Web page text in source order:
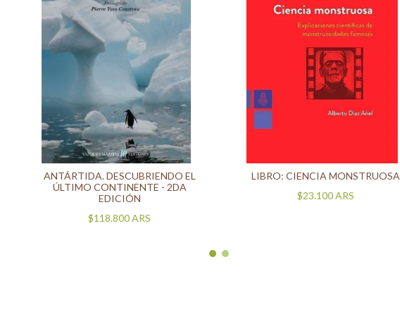
ANTÁRTIDA. DESCUBRIENDO EL
ÚLTIMO CONTINENTE - 2DA
EDICIÓN
$118.800ARS
LIBRO: CIENCIA MONSTRUOSA
$23.100ARS